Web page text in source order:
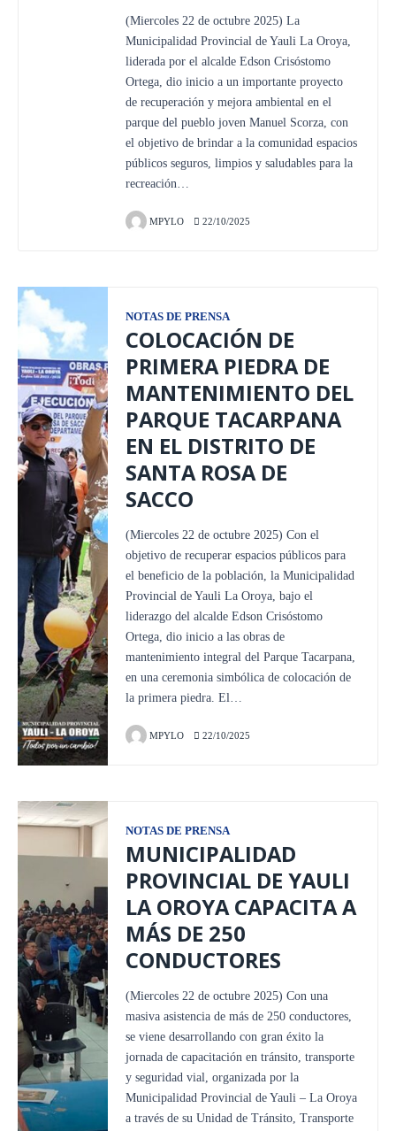
(Miercoles 22 de octubre 2025) La
Municipalidad Provincial de Yauli La Oroya,
liderada por el alcalde Edson Crisóstomo
Ortega, dio inicio a un importante proyecto
de recuperación y mejora ambiental en el
parque del pueblo joven Manuel Scorza, con
el objetivo de brindar a la comunidad espacios
públicos seguros, limpios y saludables para la
recreación…
MPYLO 22/10/2025
NOTAS DE PRENSA
COLOCACIÓN DE
PRIMERA PIEDRA DE
MANTENIMIENTO DEL
PARQUE TACARPANA
EN EL DISTRITO DE
SANTA ROSA DE
SACCO
(Miercoles 22 de octubre 2025) Con el
objetivo de recuperar espacios públicos para
el beneficio de la población, la Municipalidad
Provincial de Yauli La Oroya, bajo el
liderazgo del alcalde Edson Crisóstomo
Ortega, dio inicio a las obras de
mantenimiento integral del Parque Tacarpana,
en una ceremonia simbólica de colocación de
la primera piedra. El…
MPYLO 22/10/2025
NOTAS DE PRENSA
MUNICIPALIDAD
PROVINCIAL DE YAULI
LA OROYA CAPACITA A
MÁS DE 250
CONDUCTORES
(Miercoles 22 de octubre 2025) Con una
masiva asistencia de más de 250 conductores,
se viene desarrollando con gran éxito la
jornada de capacitación en tránsito, transporte
y seguridad vial, organizada por la
Municipalidad Provincial de Yauli – La Oroya
a través de su Unidad de Tránsito, Transporte